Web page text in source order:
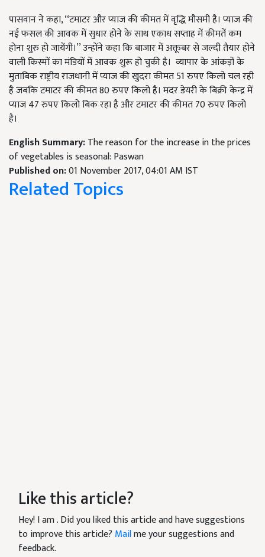
पासवान ने कहा, ‘‘टमाटर और प्याज की कीमत में वृद्धि मौसमी है। प्याज की
नई फसल की आवक में सुधार होने के साथ एकाध सप्ताह में कीमतें कम
होना शुरु हो जायेंगी।’’ उन्होंने कहा कि बाजार में अक्तूबर से जल्दी तैयार होने
वाली किस्मों का मंडियों में आवक शुरू हो चुकी है। व्यापार के आंकड़ों के
मुताबिक राष्ट्रीय राजधानी में प्याज की खुदरा कीमत 51 रुपए किलो चल रही
है जबकि टमाटर की कीमत 80 रुपए किलो है। मदर डेयरी के बिक्री केन्द्र में
प्याज 47 रुपए किलो बिक रहा है और टमाटर की कीमत 70 रुपए किलो
है।
English Summary:The reason for the increase in the prices
of vegetables is seasonal: Paswan
Published on:01 November 2017, 04:01 AM IST
Related Topics
Like this article?
Hey! I am. Did you liked this article and have suggestions
to improve this article? Mailme your suggestions and
feedback.